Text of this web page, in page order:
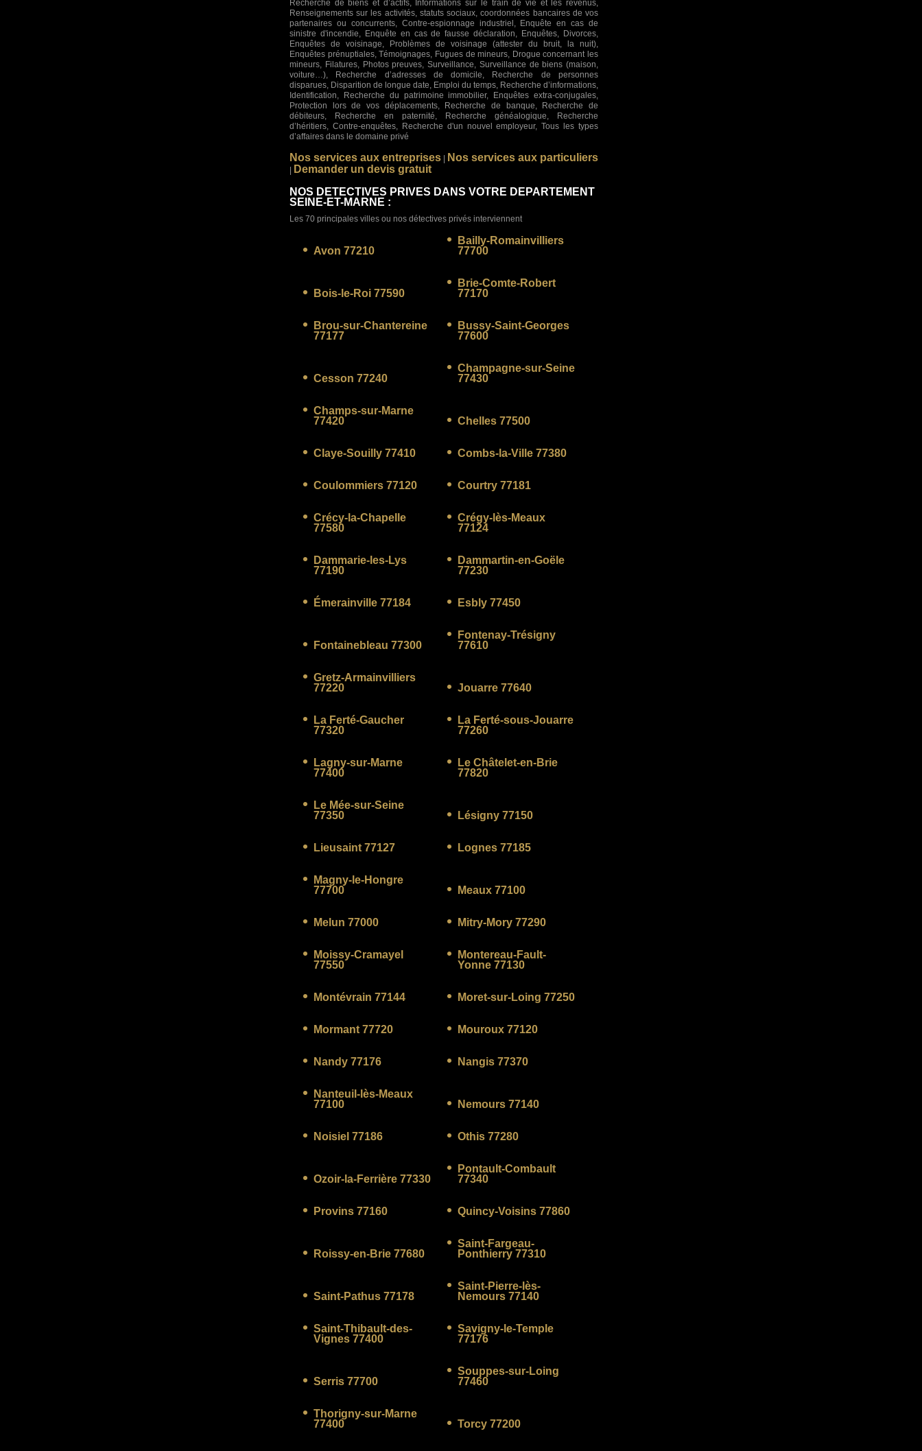
Recherche de biens et d’actifs, Informations sur le train de vie et les revenus,
Renseignements sur les activités, statuts sociaux, coordonnées bancaires de vos
partenaires ou concurrents, Contre-espionnage industriel, Enquête en cas de
sinistre d'incendie, Enquête en cas de fausse déclaration, Enquêtes, Divorces,
Enquêtes de voisinage, Problèmes de voisinage (attester du bruit, la nuit),
Enquêtes prénuptiales, Témoignages, Fugues de mineurs, Drogue concernant les
mineurs, Filatures, Photos preuves, Surveillance, Surveillance de biens (maison,
voiture…), Recherche d’adresses de domicile, Recherche de personnes
disparues, Disparition de longue date, Emploi du temps, Recherche d’informations,
Identification, Recherche du patrimoine immobilier, Enquêtes extra-conjugales,
Protection lors de vos déplacements, Recherche de banque, Recherche de
débiteurs, Recherche en paternité, Recherche généalogique, Recherche
d’héritiers, Contre-enquêtes, Recherche d'un nouvel employeur, Tous les types
d’affaires dans le domaine privé
Nos services aux entreprises | Nos services aux particuliers
| Demander un devis gratuit
NOS DETECTIVES PRIVES DANS VOTRE DEPARTEMENT
SEINE-ET-MARNE :
Les 70 principales villes ou nos détectives privés interviennent
Avon 77210
Bailly-Romainvilliers
77700
Bois-le-Roi 77590
Brie-Comte-Robert
77170
Brou-sur-Chantereine
77177
Bussy-Saint-Georges
77600
Cesson 77240
Champagne-sur-Seine
77430
Champs-sur-Marne
77420
Chelles 77500
Claye-Souilly 77410 Combs-la-Ville 77380
Coulommiers 77120 Courtry 77181
Crécy-la-Chapelle
77580
Crégy-lès-Meaux
77124
Dammarie-les-Lys
77190
Dammartin-en-Goële
77230
Émerainville 77184 Esbly 77450
Fontainebleau 77300
Fontenay-Trésigny
77610
Gretz-Armainvilliers
77220
Jouarre 77640
La Ferté-Gaucher
77320
La Ferté-sous-Jouarre
77260
Lagny-sur-Marne
77400
Le Châtelet-en-Brie
77820
Le Mée-sur-Seine
77350
Lésigny 77150
Lieusaint 77127 Lognes 77185
Magny-le-Hongre
77700
Meaux 77100
Melun 77000 Mitry-Mory 77290
Moissy-Cramayel
77550
Montereau-Fault-
Yonne 77130
Montévrain 77144 Moret-sur-Loing 77250
Mormant 77720 Mouroux 77120
Nandy 77176 Nangis 77370
Nanteuil-lès-Meaux
77100
Nemours 77140
Noisiel 77186 Othis 77280
Ozoir-la-Ferrière 77330
Pontault-Combault
77340
Provins 77160 Quincy-Voisins 77860
Roissy-en-Brie 77680
Saint-Fargeau-
Ponthierry 77310
Saint-Pathus 77178
Saint-Pierre-lès-
Nemours 77140
Saint-Thibault-des-
Vignes 77400
Savigny-le-Temple
77176
Serris 77700
Souppes-sur-Loing
77460
Thorigny-sur-Marne
77400
Torcy 77200